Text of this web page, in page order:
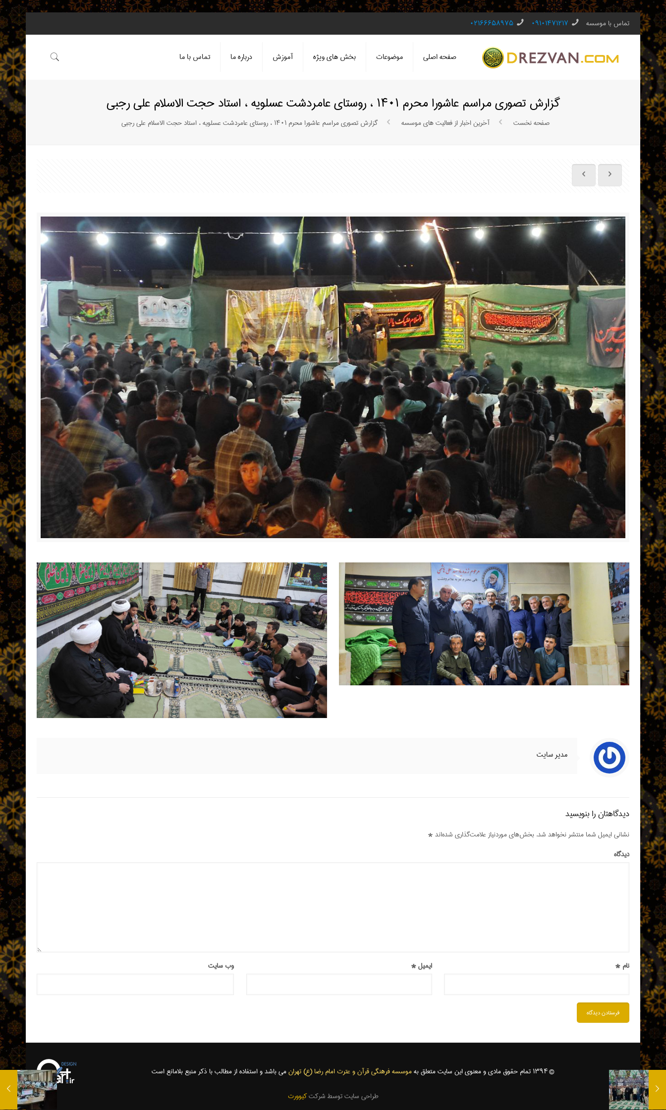
تماس با موسسه ۰۹۱۰۱۴۷۱۲۱۷ ۰۲۱۶۶۶۵۸۹۷۵
صفحه اصلی موضوعات بخش های ویژه آموزش درباره ما تماس با ما
گزارش تصوری مراسم عاشورا محرم ۱۴۰۱ ، روستای عامردشت عسلویه ، استاد حجت الاسلام علی رجبی
صفحه نخست آخرین اخبار از فعالیت های موسسه گزارش تصوری مراسم عاشورا محرم ۱۴۰۱ ، روستای عامردشت عسلویه ، استاد حجت الاسلام علی رجبی
مدیر سایت
دیدگاهتان را بنویسید
نشانی ایمیل شما منتشر نخواهد شد.بخش‌های موردنیاز علامت‌گذاری شده‌اند*
دیدگاه
نام* ایمیل* وب‌ سایت
© ۱۳۹۴ تمام حقوق مادی و معنوی این سایت متعلق به موسسه فرهنگی قرآن و عترت امام رضا (ع) تهرانمی باشد و استفاده از مطالب با ذکر منبع بلامانع است
طراحی سایت توسط شرکتکیوورت